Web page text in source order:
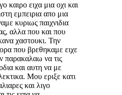
καιρο ειχα μια οχι και
εμπειρια απο μια
κυριως παιχνιδια
αλλα που και που
χαστουκι. Την
που βρεθηκαμε ειχε
παρακαλαω να τις
και αυτη να με
Μου εριξε κατι
και λιγο